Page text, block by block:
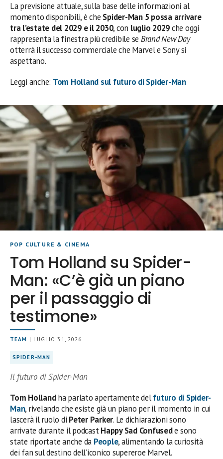
La previsione attuale, sulla base delle informazioni al
momento disponibili, è che Spider-Man 5 possa arrivare
tra l’estate del 2029 e il 2030, con luglio 2029che oggi
rappresenta la finestra più credibile se Brand New Day
otterrà il successo commerciale che Marvel e Sony si
aspettano.
Leggi anche: Tom Holland sul futuro di Spider-Man
POP CULTURE & CINEMA
Tom Holland su Spider-
Man: «C’è già un piano
per il passaggio di
testimone»
TEAM | LUGLIO 31, 2026
SPIDER-MAN
Il futuro di Spider-Man
Tom Hollandha parlato apertamente delfuturo di Spider-
Man, rivelando che esiste già un piano per il momento in cui
lascerà il ruolo di Peter Parker. Le dichiarazioni sono
arrivate durante il podcastHappy Sad Confusede sono
state riportate anche da People, alimentando la curiosità
dei fan sul destino dell’iconico supereroe Marvel.